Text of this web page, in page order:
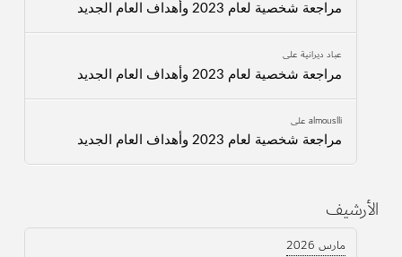
مراجعة شخصية لعام 2023 وأهداف العام الجديد
عباد ديرانيةعلى
مراجعة شخصية لعام 2023 وأهداف العام الجديد
almouslliعلى
مراجعة شخصية لعام 2023 وأهداف العام الجديد
الأرشيف
مارس 2026